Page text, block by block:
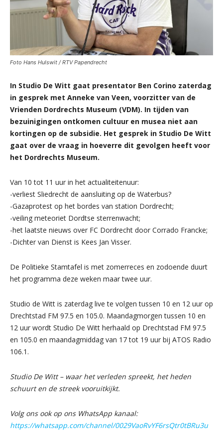
Foto Hans Hulswit / RTV Papendrecht
In Studio De Witt gaat presentator Ben Corino zaterdag
in gesprek met Anneke van Veen, voorzitter van de
Vrienden Dordrechts Museum (VDM). In tijden van
bezuinigingen ontkomen cultuur en musea niet aan
kortingen op de subsidie. Het gesprek in Studio De Witt
gaat over de vraag in hoeverre dit gevolgen heeft voor
het Dordrechts Museum.
Van 10 tot 11 uur in het actualiteitenuur:
-verliest Sliedrecht de aansluiting op de Waterbus?
-Gazaprotest op het bordes van station Dordrecht;
-veiling meteoriet Dordtse sterrenwacht;
-het laatste nieuws over FC Dordrecht door Corrado Francke;
-Dichter van Dienst is Kees Jan Visser.
De Politieke Stamtafel is met zomerreces en zodoende duurt
het programma deze weken maar twee uur.
Studio de Witt is zaterdag live te volgen tussen 10 en 12 uur op
Drechtstad FM 97.5 en 105.0. Maandagmorgen tussen 10 en
12 uur wordt Studio De Witt herhaald op Drechtstad FM 97.5
en 105.0 en maandagmiddag van 17 tot 19 uur bij ATOS Radio
106.1.
Studio De Witt – waar het verleden spreekt, het heden
schuurt en de streek vooruitkijkt.
Volg ons ook op ons WhatsApp kanaal:
https://whatsapp.com/channel/0029VaoRvYF6rsQtr0tBRu3u